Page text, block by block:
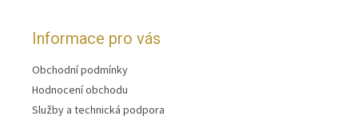
Informace pro vás
Obchodní podmínky
Hodnocení obchodu
Služby a technická podpora